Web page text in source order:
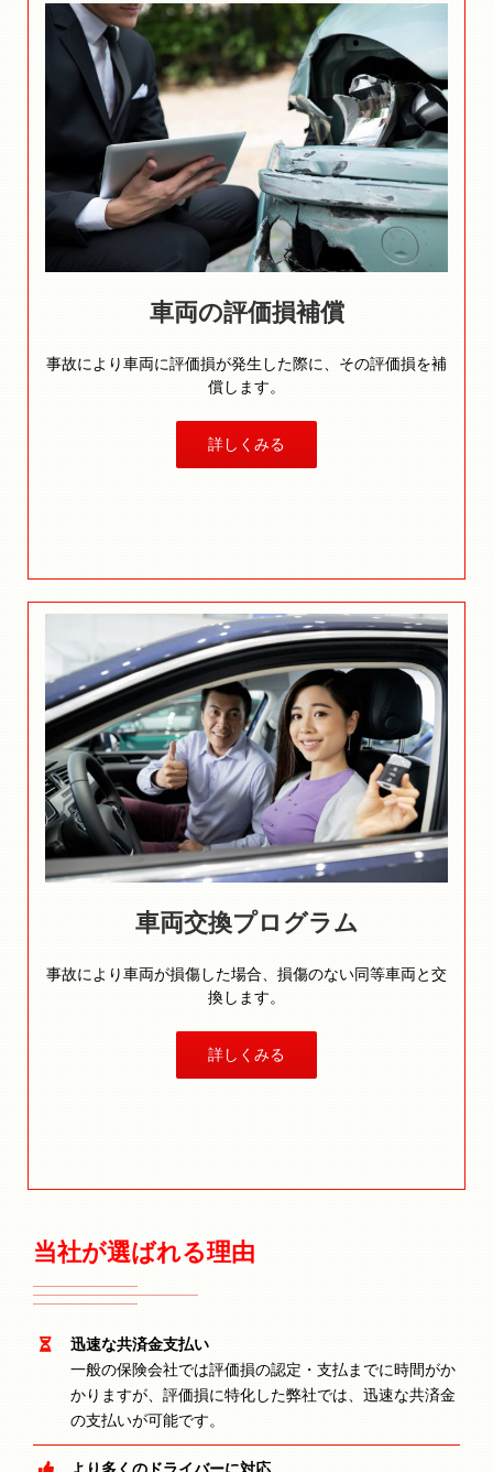
車両の評価損補償
事故により車両に評価損が発生した際に、その評価損を補
償します。
詳しくみる
車両交換プログラム
事故により車両が損傷した場合、損傷のない同等車両と交
換します。
詳しくみる
当社が選ばれる理由
迅速な共済金支払い
一般の保険会社では評価損の認定・支払までに時間がか
かりますが、評価損に特化した弊社では、迅速な共済金
の支払いが可能です。
より多くのドライバーに対応